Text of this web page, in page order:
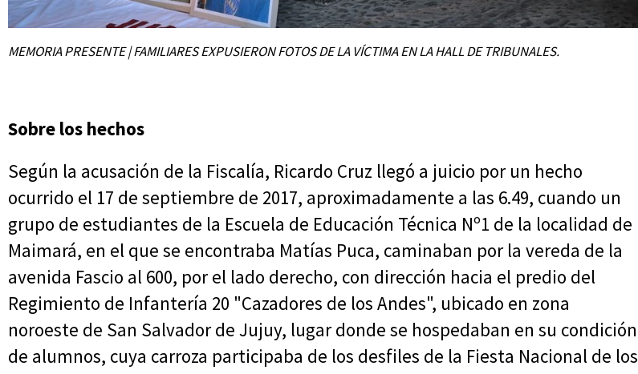
MEMORIA PRESENTE | FAMILIARES EXPUSIERON FOTOS DE LA VÍCTIMA EN LA HALL DE TRIBUNALES.
Sobre los hechos
Según la acusación de la Fiscalía, Ricardo Cruz llegó a juicio por un hecho
ocurrido el 17 de septiembre de 2017, aproximadamente a las 6.49, cuando un
grupo de estudiantes de la Escuela de Educación Técnica Nº1 de la localidad de
Maimará, en el que se encontraba Matías Puca, caminaban por la vereda de la
avenida Fascio al 600, por el lado derecho, con dirección hacia el predio del
Regimiento de Infantería 20 "Cazadores de los Andes", ubicado en zona
noroeste de San Salvador de Jujuy, lugar donde se hospedaban en su condición
de alumnos, cuya carroza participaba de los desfiles de la Fiesta Nacional de los